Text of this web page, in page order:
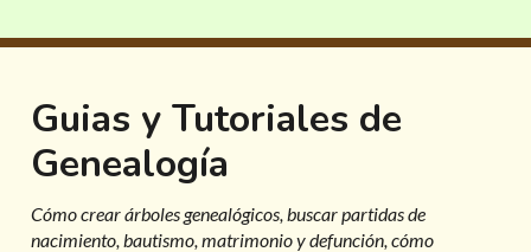
Guias y Tutoriales de
Genealogía
Cómo crear árboles genealógicos, buscar partidas de
nacimiento, bautismo, matrimonio y defunción, cómo